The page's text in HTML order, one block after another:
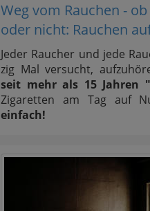
Weg vom Rauchen -
oder nicht: Rauchen
Jeder Raucher und jede
zig Mal versucht,
seit mehr als 15 Jahren
Zigaretten am Tag auf
einfach!